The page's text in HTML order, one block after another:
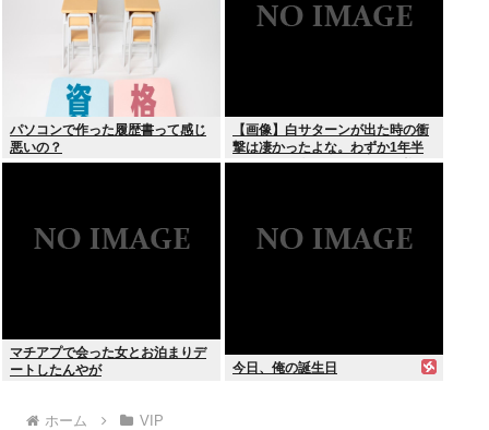
パソコンで作った履歴書って感じ
悪いの？
【画像】白サターンが出た時の衝
撃は凄かったよな。わずか1年半
でここまで白くなって更に価格が
マチアプで会った女とお泊まりデ
ートしたんやが
今日、俺の誕生日
ホーム VIP